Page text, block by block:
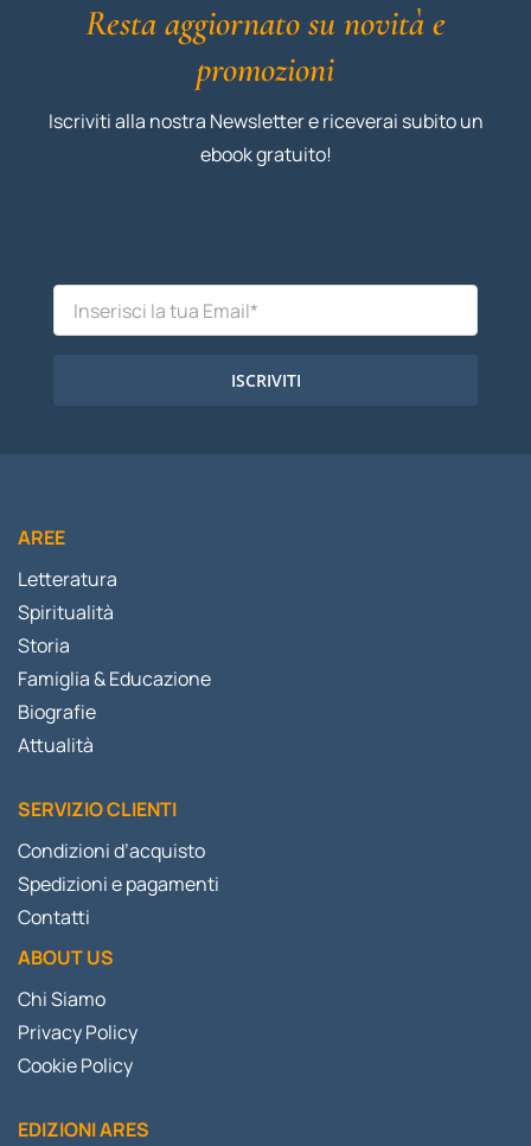
Resta aggiornato su novità e
promozioni
Iscriviti alla nostra Newsletter e riceverai subito un
ebook gratuito!
ISCRIVITI
AREE
Letteratura
Spiritualità
Storia
Famiglia & Educazione
Biografie
Attualità
SERVIZIO CLIENTI
Condizioni d’acquisto
Spedizioni e pagamenti
Contatti
ABOUT US
Chi Siamo
Privacy Policy
Cookie Policy
EDIZIONI ARES